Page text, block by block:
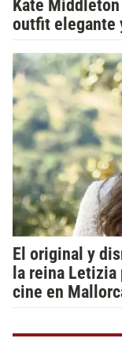
Kate Middleton
outfit elegante
El original y
la reina
cine en